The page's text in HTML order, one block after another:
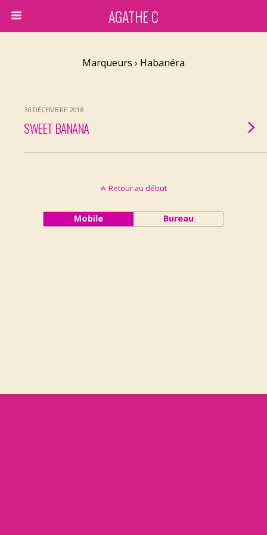
AGATHE C
Marqueurs › Habanéra
30 DÉCEMBRE 2018
SWEET BANANA
Retour au début
Mobile Bureau